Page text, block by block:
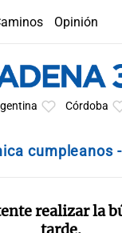
Opinión
Córdoba
cumpleanos
realizar la